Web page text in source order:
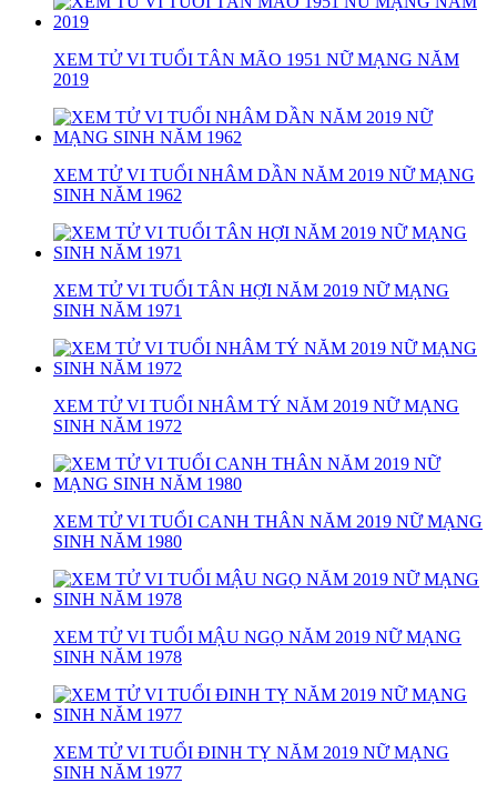
XEM TỬ VI TUỔI TÂN MÃO 1951 NỮ MẠNG NĂM
2019
XEM TỬ VI TUỔI NHÂM DẦN NĂM 2019 NỮ MẠNG
SINH NĂM 1962
XEM TỬ VI TUỔI TÂN HỢI NĂM 2019 NỮ MẠNG
SINH NĂM 1971
XEM TỬ VI TUỔI NHÂM TÝ NĂM 2019 NỮ MẠNG
SINH NĂM 1972
XEM TỬ VI TUỔI CANH THÂN NĂM 2019 NỮ MẠNG
SINH NĂM 1980
XEM TỬ VI TUỔI MẬU NGỌ NĂM 2019 NỮ MẠNG
SINH NĂM 1978
XEM TỬ VI TUỔI ĐINH TỴ NĂM 2019 NỮ MẠNG
SINH NĂM 1977